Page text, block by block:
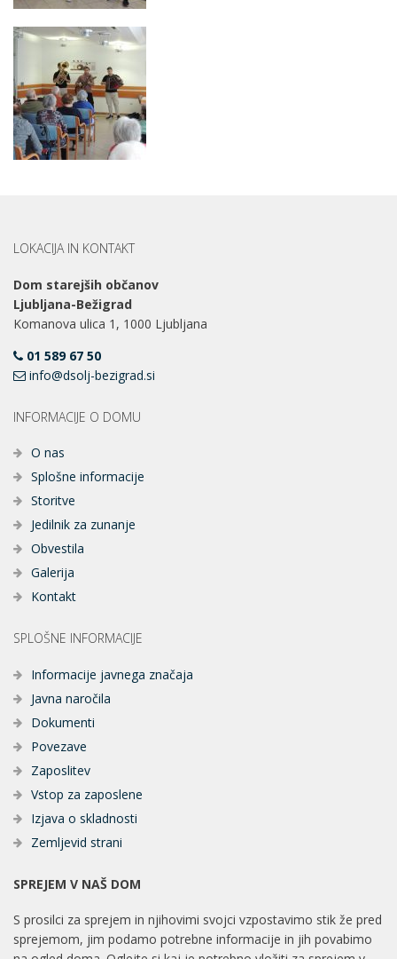
LOKACIJA IN KONTAKT
Dom starejših občanov
Ljubljana-Bežigrad
Komanova ulica 1, 1000 Ljubljana
01 589 67 50
info@dsolj-bezigrad.si
INFORMACIJE O DOMU
O nas
Splošne informacije
Storitve
Jedilnik za zunanje
Obvestila
Galerija
Kontakt
SPLOŠNE INFORMACIJE
Informacije javnega značaja
Javna naročila
Dokumenti
Povezave
Zaposlitev
Vstop za zaposlene
Izjava o skladnosti
Zemljevid strani
SPREJEM V NAŠ DOM
S prosilci za sprejem in njihovimi svojci vzpostavimo stik že pred
sprejemom, jim podamo potrebne informacije in jih povabimo